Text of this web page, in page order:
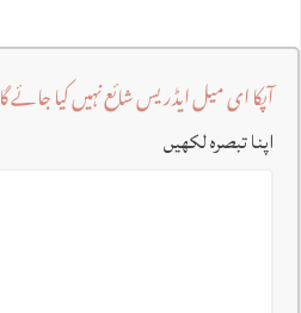
آپکا ای میل ایڈریس شائع نہیں کیا جائے گا
اپنا تبصرہ لکھیں